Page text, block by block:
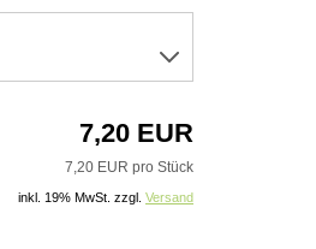
7,20 EUR
7,20 EUR pro Stück
inkl. 19% MwSt. zzgl. Versand